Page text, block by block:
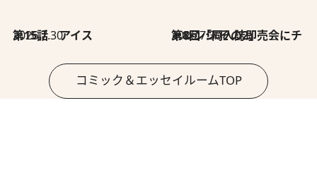
2026.7.30
第15話 アイス 2026.7.30
第8回「同人誌即売会にチャレンジ その2」
コミック＆エッセイルームTOP